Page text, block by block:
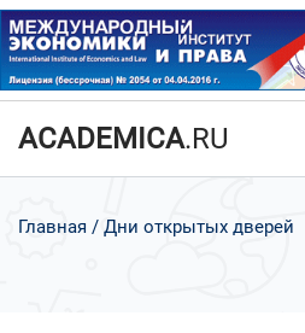
ACADEMICA.RU
Главная Дни открытых дверей
Да